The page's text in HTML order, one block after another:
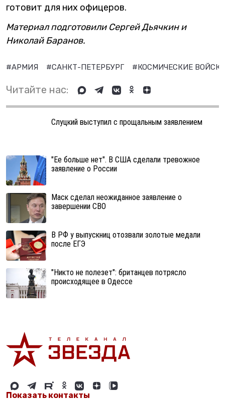
готовит для них офицеров.
Материал подготовили Сергей Дьячкин и
Николай Баранов.
#АРМИЯ #САНКТ-ПЕТЕРБУРГ #КОСМИЧЕСКИЕ
Читайте нас:
Слуцкий выступил с прощальным заявлением
"Ее больше нет". В США сделали тревожное
заявление о России
Маск сделал неожиданное заявление о
завершении СВО
В РФ у выпускниц отозвали золотые медали
после ЕГЭ
"Никто не полезет": британцев потрясло
происходящее в Одессе
Показать контакты